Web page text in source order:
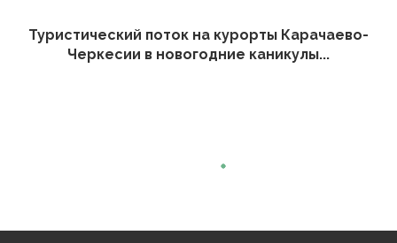
Туристический поток на курорты Карачаево-
Черкесии в новогодние каникулы...